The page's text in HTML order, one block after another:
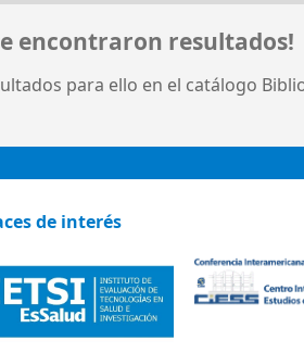
encontraron resultados!
para ello en el catálogo
de interés